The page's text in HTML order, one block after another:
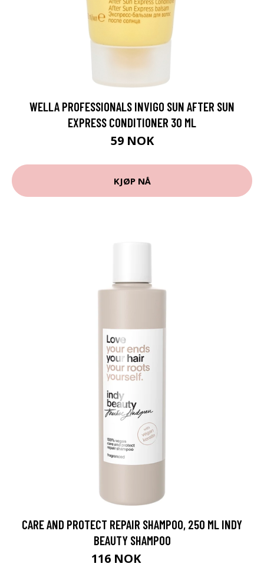
WELLA PROFESSIONALS INVIGO SUN AFTER SUN
EXPRESS CONDITIONER 30 ML
59 NOK
KJØP NÅ
CARE AND PROTECT REPAIR SHAMPOO, 250 ML INDY
BEAUTY SHAMPOO
116 NOK